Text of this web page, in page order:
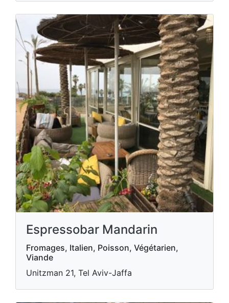
Espressobar Mandarin
Fromages, Italien, Poisson, Végétarien,
Viande
Unitzman 21, Tel Aviv-Jaffa